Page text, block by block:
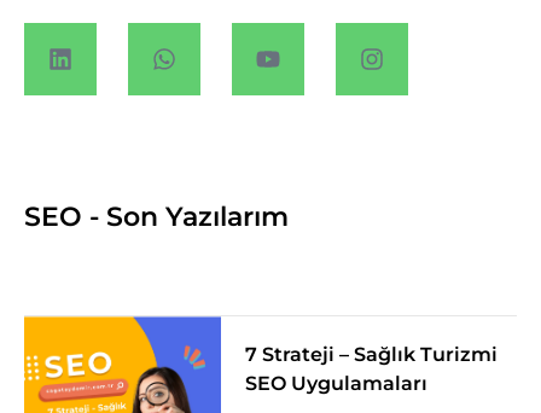
SEO - Son Yazılarım
7 Strateji – Sağlık Turizmi
SEO Uygulamaları